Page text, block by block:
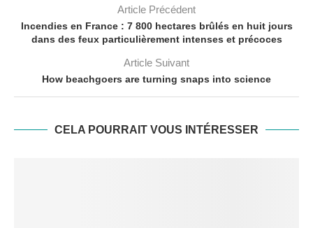
Article Précédent
Incendies en France : 7 800 hectares brûlés en huit jours
dans des feux particulièrement intenses et précoces
Article Suivant
How beachgoers are turning snaps into science
CELA POURRAIT VOUS INTÉRESSER